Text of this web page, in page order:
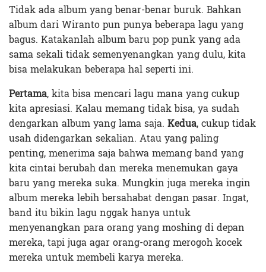
Tidak ada album yang benar-benar buruk. Bahkan
album dari Wiranto pun punya beberapa lagu yang
bagus. Katakanlah album baru pop punk yang ada
sama sekali tidak semenyenangkan yang dulu, kita
bisa melakukan beberapa hal seperti ini.
Pertama, kita bisa mencari lagu mana yang cukup
kita apresiasi. Kalau memang tidak bisa, ya sudah
dengarkan album yang lama saja. Kedua, cukup tidak
usah didengarkan sekalian. Atau yang paling
penting, menerima saja bahwa memang band yang
kita cintai berubah dan mereka menemukan gaya
baru yang mereka suka. Mungkin juga mereka ingin
album mereka lebih bersahabat dengan pasar. Ingat,
band itu bikin lagu nggak hanya untuk
menyenangkan para orang yang moshing di depan
mereka, tapi juga agar orang-orang merogoh kocek
mereka untuk membeli karya mereka.